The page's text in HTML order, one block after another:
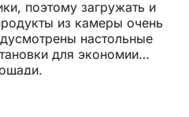
поэтому загружать и
из камеры очень
настольные
для экономии